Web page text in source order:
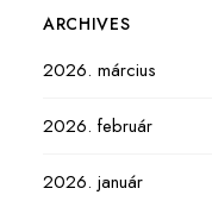
ARCHIVES
2026. március
2026. február
2026. január